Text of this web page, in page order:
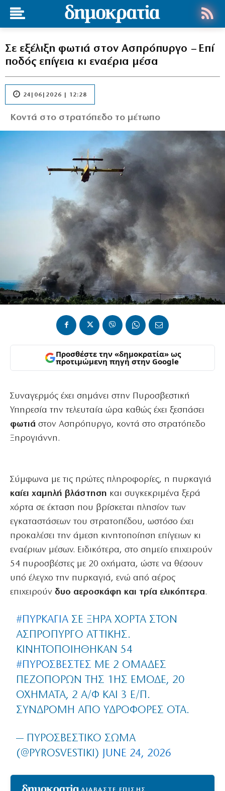
Σε εξέλιξη φωτιά στον Ασπρόπυργο – Επί
ποδός επίγεια κι εναέρια μέσα
24|06|2026 | 12:28
Κοντά στο στρατόπεδο το μέτωπο
Προσθέστε την «δημοκρατία» ως
προτιμώμενη πηγή στην Google
Συναγερμός έχει σημάνει στην Πυροσβεστική
Υπηρεσία την τελευταία ώρα καθώς έχει ξεσπάσει
φωτιά στον Ασπρόπυργο, κοντά στο στρατόπεδο
Ξηρογιάννη.
Σύμφωνα με τις πρώτες πληροφορίες, η πυρκαγιά
καίει χαμηλή βλάστηση και συγκεκριμένα ξερά
χόρτα σε έκταση που βρίσκεται πλησίον των
εγκαταστάσεων του στρατοπέδου, ωστόσο έχει
προκαλέσει την άμεση κινητοποίηση επίγειων κι
εναέριων μέσων. Ειδικότερα, στο σημείο επιχειρούν
54 πυροσβέστες με 20 οχήματα, ώστε να θέσουν
υπό έλεγχο την πυρκαγιά, ενώ από αέρος
επιχειρούν δυο αεροσκάφη και τρία ελικόπτερα.
#ΠΥΡΚΑΓΙΆ ΣΕ ΞΗΡΆ ΧΌΡΤΑ ΣΤΟΝ
ΑΣΠΡΌΠΥΡΓΟ ΑΤΤΙΚΉΣ.
ΚΙΝΗΤΟΠΟΙΉΘΗΚΑΝ 54
#ΠΥΡΟΣΒΈΣΤΕΣ ΜΕ 2 ΟΜΆΔΕΣ
ΠΕΖΟΠΌΡΩΝ ΤΗΣ 1ΗΣ ΕΜΟΔΕ, 20
ΟΧΉΜΑΤΑ, 2 Α/Φ ΚΑΙ 3 Ε/Π.
ΣΥΝΔΡΟΜΉ ΑΠΌ ΥΔΡΟΦΌΡΕΣ ΟΤΑ.
— ΠΥΡΟΣΒΕΣΤΙΚΌ ΣΏΜΑ
(@PYROSVESTIKI)
JUNE 24, 2026
ΔΙΑΒΑΣΤΕ ΕΠΙΣΗΣ